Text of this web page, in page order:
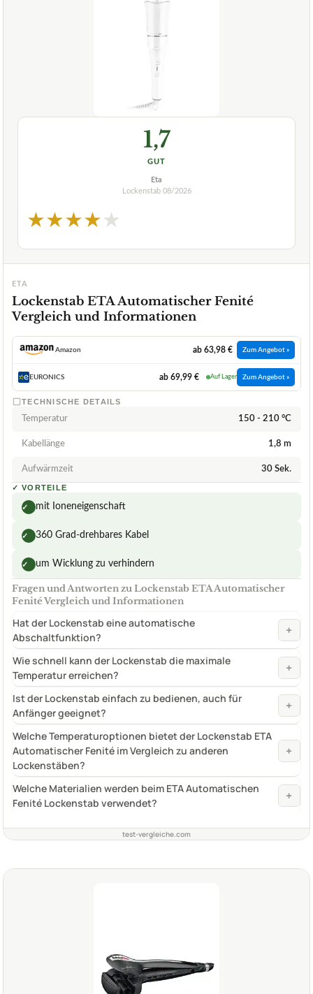
1,7
GUT
Eta
Lockenstab 08/2026
★★★★★
ETA
Lockenstab ETA Automatischer Fenité
Vergleich und Informationen
Amazon ab 63,98 € Zum Angebot »
EURONICS ab 69,99 € Auf Lager Zum Angebot »
TECHNISCHE DETAILS
Temperatur 150 - 210 °C
Kabellänge 1,8 m
Aufwärmzeit 30 Sek.
✓ VORTEILE
✓ mit Ioneneigenschaft
✓ 360 Grad-drehbares Kabel
✓ um Wicklung zu verhindern
Fragen und Antworten zu Lockenstab ETA Automatischer
Fenité Vergleich und Informationen
Hat der Lockenstab eine automatische
Abschaltfunktion?
+
Wie schnell kann der Lockenstab die maximale
Temperatur erreichen?
+
Ist der Lockenstab einfach zu bedienen, auch für
Anfänger geeignet?
+
Welche Temperaturoptionen bietet der Lockenstab ETA
Automatischer Fenité im Vergleich zu anderen
Lockenstäben?
+
Welche Materialien werden beim ETA Automatischen
Fenité Lockenstab verwendet?
+
test-vergleiche.com